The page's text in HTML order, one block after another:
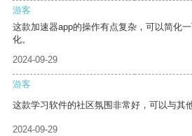
游客
这款加速器app的操作有点复杂，可以简化
化。
2024-09-29
游客
这款学习软件的社区氛围非常好，可以与其
2024-09-29